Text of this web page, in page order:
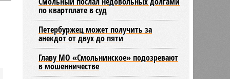
по квартплате в суд
Петербуржец может получить за
анекдот от двух до пяти
Главу МО «Смольнинское» подозревают
в мошенничестве